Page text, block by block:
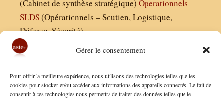
Gérer le consentement
Pour offrir la meilleure expérience, nous utilisons des technologies telles que les
cookies pour stocker et/ou accéder aux informations des appareils connectés. Le fait de
consentir à ces technologies nous permettra de traiter des données telles que le
(Cabinet de synthèse stratégique) Operationnels
SLDS(Opérationnels – Soutien, Logistique,
Défense, Sécurité)
Finaldées EURL